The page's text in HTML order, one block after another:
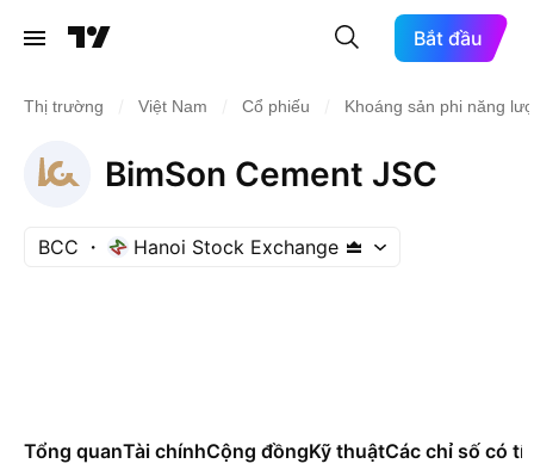
Bắt đầu
Thị trường Việt Nam Cổ phiếu Khoáng sản phi năng
BimSon Cement JSC
BCC Hanoi Stock Exchange
Tổng quanTài chínhCộng đồngKỹ thuậtCác chỉ số có